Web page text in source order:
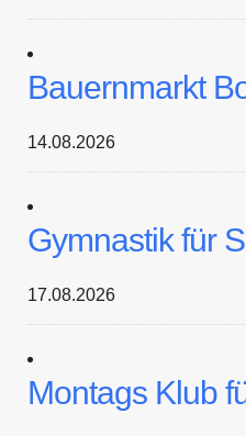
Bauernmarkt
14.08.2026
Gymnastik für
17.08.2026
Montags Klub